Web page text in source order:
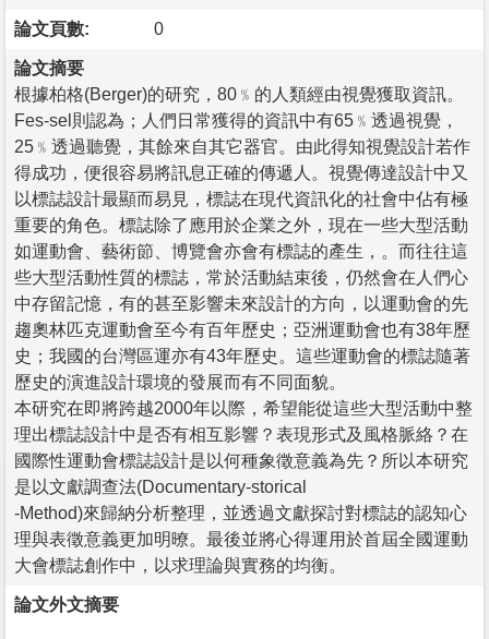
論文頁數: 0
論文摘要
根據柏格(Berger)的研究，80﹪的人類經由視覺獲取資訊。
Fes-sel則認為；人們日常獲得的資訊中有65﹪透過視覺，
25﹪透過聽覺，其餘來自其它器官。由此得知視覺設計若作
得成功，便很容易將訊息正確的傳遞人。視覺傳達設計中又
以標誌設計最顯而易見，標誌在現代資訊化的社會中佔有極
重要的角色。標誌除了應用於企業之外，現在一些大型活動
如運動會、藝術節、博覽會亦會有標誌的產生，。而往往這
些大型活動性質的標誌，常於活動結束後，仍然會在人們心
中存留記憶，有的甚至影響未來設計的方向，以運動會的先
趨奧林匹克運動會至今有百年歷史；亞洲運動會也有38年歷
史；我國的台灣區運亦有43年歷史。這些運動會的標誌隨著
歷史的演進設計環境的發展而有不同面貌。
本研究在即將跨越2000年以際，希望能從這些大型活動中整
理出標誌設計中是否有相互影響？表現形式及風格脈絡？在
國際性運動會標誌設計是以何種象徵意義為先？所以本研究
是以文獻調查法(Documentary-storical
-Method)來歸納分析整理，並透過文獻探討對標誌的認知心
理與表徵意義更加明暸。最後並將心得運用於首屆全國運動
大會標誌創作中，以求理論與實務的均衡。
論文外文摘要